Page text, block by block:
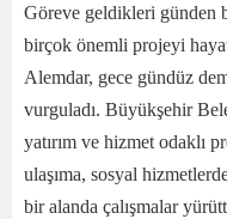
Göreve geldikleri günden
birçok önemli projeyi
Alemdar, gece gündüz
vurguladı. Büyükşehir
yatırım ve hizmet odaklı
ulaşıma, sosyal
bir alanda çalışmalar